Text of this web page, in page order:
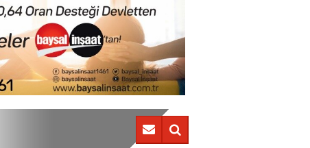
Trabzonspor'un rakibi Alanyaspor'da kaç eksik var?